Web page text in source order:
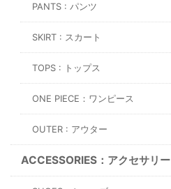
PANTS : パンツ
SKIRT : スカート
TOPS : トップス
ONE PIECE：ワンピース
OUTER : アウター
ACCESSORIES：アクセサリー